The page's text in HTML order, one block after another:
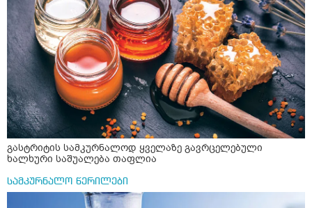
გასტრიტის სამკურნალოდ ყველაზე გავრცელებული
ხალხური საშუალება თაფლია
სამკურნალო წერილები